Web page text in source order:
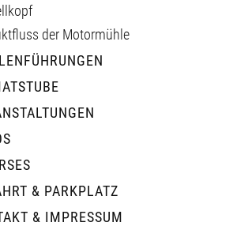
der Motormühle
& PARKPLATZ
& IMPRESSUM